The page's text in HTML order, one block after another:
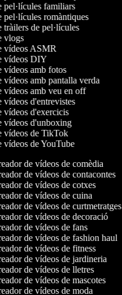
pel·lícules familiars
pel·lícules romàntiques
tràilers de pel·lícules
vlogs
vídeos ASMR
vídeos DIY
vídeos amb fotos
vídeos amb pantalla verda
vídeos amb veu en off
vídeos d'entrevistes
vídeos d'exercicis
vídeos d'unboxing
vídeos de TikTok
vídeos de YouTube
de vídeos de comèdia
de vídeos de contacontes
de vídeos de cotxes
de vídeos de cuina
de vídeos de curtmetratges
de vídeos de decoració
de vídeos de fans
de vídeos de fashion haul
de vídeos de fitness
de vídeos de jardineria
de vídeos de lletres
de vídeos de mascotes
de vídeos de moda